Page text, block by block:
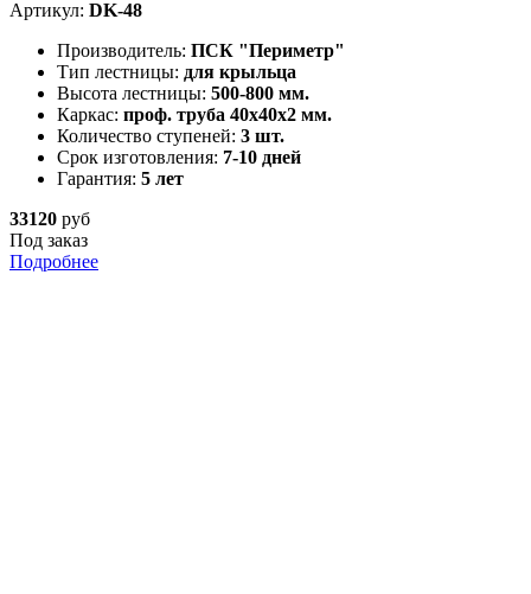
Артикул: DK-48
Производитель: ПСК "Периметр"
Тип лестницы: для крыльца
Высота лестницы: 500-800 мм.
Каркас: проф. труба 40х40х2 мм.
Количество ступеней: 3 шт.
Срок изготовления: 7-10 дней
Гарантия: 5 лет
33120 руб
Под заказ
Подробнее